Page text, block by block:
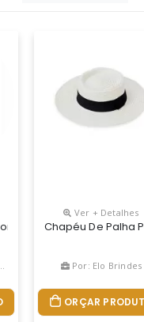
Em Brim De
Ver + Detalhes
Chapéu De Palha
Por: Elo Brindes
ORÇAR